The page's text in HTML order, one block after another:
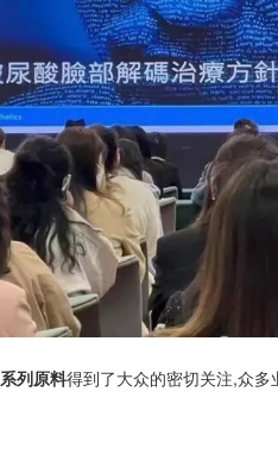
列原料得到了大众的密切关注,众